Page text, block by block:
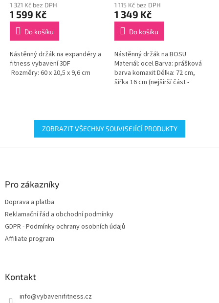
1 321 Kč bez DPH
1 599 Kč
Do košíku
Nástěnný držák na expandéry a
fitness vybavení 3DF
Rozměry: 60 x 20,5 x 9,6 cm
1 115 Kč bez DPH
1 349 Kč
Do košíku
Nástěnný držák na BOSU
Materiál: ocel Barva: prášková
barva komaxit Délka: 72 cm,
šířka 16 cm (nejširší část -
ZOBRAZIT VŠECHNY SOUVISEJÍCÍ PRODUKTY
Pro zákazníky
Doprava a platba
Reklamační řád a obchodní podmínky
GDPR - Podmínky ochrany osobních údajů
Affiliate program
Kontakt
info@vybavenifitness.cz